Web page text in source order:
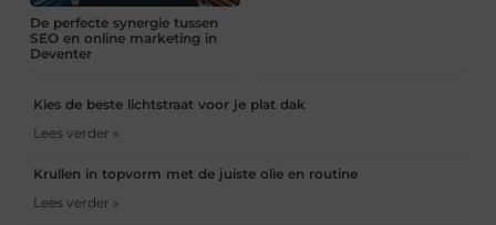
De perfecte synergie tussen
SEO en online marketing in
Deventer
Kies de beste lichtstraat voor je plat dak
Lees verder »
Krullen in topvorm met de juiste olie en routine
Lees verder »